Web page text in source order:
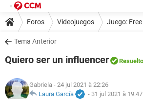
Foros Videojuegos Juego:
Tema Anterior
Quiero ser un influencer Resuelto
Gabriela - 24 jul 2021 à 22:26
Laura García
- 31 jul 2021 à 19:47